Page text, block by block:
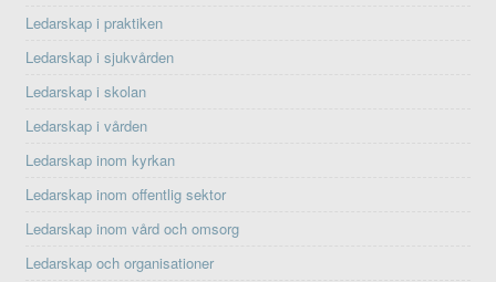
Ledarskap i praktiken
Ledarskap i sjukvården
Ledarskap i skolan
Ledarskap i vården
Ledarskap inom kyrkan
Ledarskap inom offentlig sektor
Ledarskap inom vård och omsorg
Ledarskap och organisationer